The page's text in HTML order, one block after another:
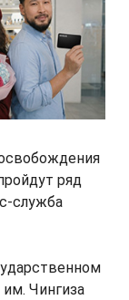
ряд
служба
Чингиза